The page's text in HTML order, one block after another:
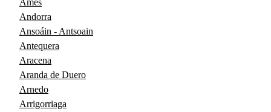
Andorra
Ansoáin - Antsoain
Antequera
Aracena
Aranda de Duero
Arnedo
Arrigorriaga